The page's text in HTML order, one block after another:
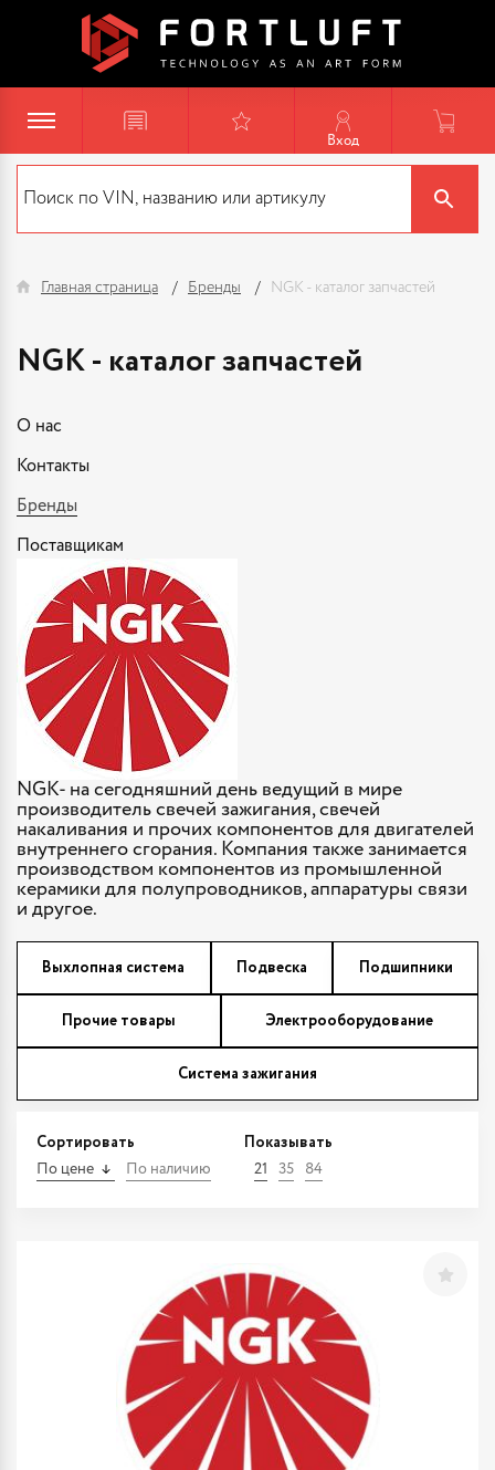
Вход
Главная страница Бренды NGK - каталог запчастей
NGK - каталог запчастей
О нас
Контакты
Бренды
Поставщикам
NGK- на сегодняшний день ведущий в мире
производитель свечей зажигания, свечей
накаливания и прочих компонентов для двигателей
внутреннего сгорания. Компания также занимается
производством компонентов из промышленной
керамики для полупроводников, аппаратуры связи
и другое.
Выхлопная система Подвеска Подшипники
Прочие товары Электрооборудование
Система зажигания
Сортировать
По цене По наличию
Показывать
21 35 84